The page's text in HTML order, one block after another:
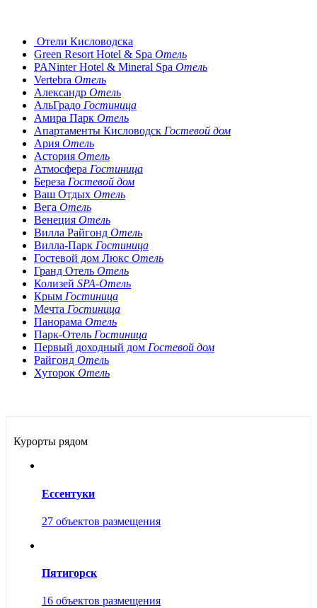
Отели Кисловодска
Green Resort Hotel & Spa Отель
PANinter Hotel & Mineral Spa Отель
Vertebra Отель
Александр Отель
АльГрадо Гостиница
Амира Парк Отель
Апартаменты Кисловодск Гостевой дом
Ария Отель
Астория Отель
Атмосфера Гостиница
Береза Гостевой дом
Ваш Отдых Отель
Вега Отель
Венеция Отель
Вилла Райгонд Отель
Вилла-Парк Гостиница
Гостевой дом Люкс Отель
Гранд Отель Отель
Колизей SPA-Отель
Крым Гостиница
Мечта Гостиница
Панорама Отель
Парк-Отель Гостиница
Первый доходный дом Гостевой дом
Райгонд Отель
Хуторок Отель
Курорты рядом
Ессентуки
27 объектов размещения
Пятигорск
16 объектов размещения